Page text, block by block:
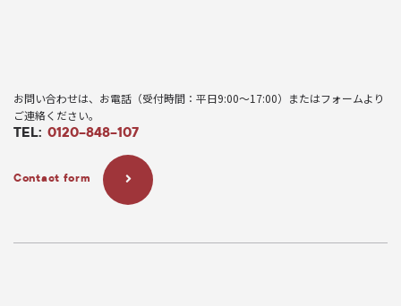
お問い合わせは、お電話（受付時間：平日9:00〜17:00）またはフォームより
ご連絡ください。
TEL: 0120-848-107
Contact form